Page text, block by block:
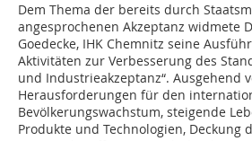
Dem Thema der bereits durch
angesprochenen Akzeptanz widmete
Goedecke, IHK Chemnitz seine
Aktivitäten zur Verbesserung des
und Industrieakzeptanz“. Ausgehend
Herausforderungen für den
Bevölkerungswachstum, steigende
Produkte und Technologien, Deckung